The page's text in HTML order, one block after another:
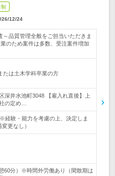
12/24
～品質管理全般をご担当いただきま
のため案件は多数、受注案件増加
たは土木学科卒業の方
深井水池町3048 【雇入れ直後】上
の定め…
経験・能力を考慮の上、決定しま
更なし）
60分）※時間外労働あり（閑散期は